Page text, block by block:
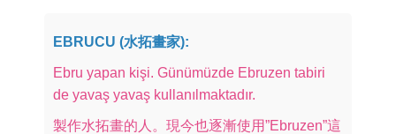
EBRUCU (水拓畫家):
Ebru yapan kişi. Günümüzde Ebruzen tabiri
de yavaş yavaş kullanılmaktadır.
製作水拓畫的人。現今也逐漸使用”Ebruzen”這